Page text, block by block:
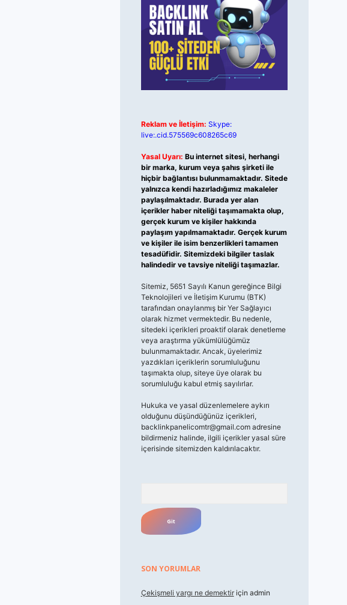
Reklam ve İletişim: Skype:
live:.cid.575569c608265c69
Yasal Uyarı: Bu internet sitesi, herhangi
bir marka, kurum veya şahıs şirketi ile
hiçbir bağlantısı bulunmamaktadır. Sitede
yalnızca kendi hazırladığımız makaleler
paylaşılmaktadır. Burada yer alan
içerikler haber niteliği taşımamakta olup,
gerçek kurum ve kişiler hakkında
paylaşım yapılmamaktadır. Gerçek kurum
ve kişiler ile isim benzerlikleri tamamen
tesadüfidir. Sitemizdeki bilgiler taslak
halindedir ve tavsiye niteliği taşımazlar.
Sitemiz, 5651 Sayılı Kanun gereğince Bilgi
Teknolojileri ve İletişim Kurumu (BTK)
tarafından onaylanmış bir Yer Sağlayıcı
olarak hizmet vermektedir. Bu nedenle,
sitedeki içerikleri proaktif olarak denetleme
veya araştırma yükümlülüğümüz
bulunmamaktadır. Ancak, üyelerimiz
yazdıkları içeriklerin sorumluluğunu
taşımakta olup, siteye üye olarak bu
sorumluluğu kabul etmiş sayılırlar.
Hukuka ve yasal düzenlemelere aykırı
olduğunu düşündüğünüz içerikleri,
backlinkpanelicomtr@gmail.comadresine
bildirmeniz halinde, ilgili içerikler yasal süre
içerisinde sitemizden kaldırılacaktır.
SON YORUMLAR
Çekişmeli yargı ne demektiriçin admin